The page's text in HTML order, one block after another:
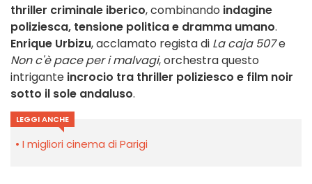
thriller criminale iberico, combinando indagine
poliziesca, tensione politica e dramma umano.
Enrique Urbizu, acclamato regista di La caja 507e
Non c'è pace per i malvagi, orchestra questo
intrigante incrocio tra thriller poliziesco e film noir
sotto il sole andaluso.
LEGGI ANCHE
I migliori cinema di Parigi